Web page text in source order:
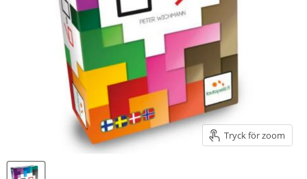
Tryck för zoom